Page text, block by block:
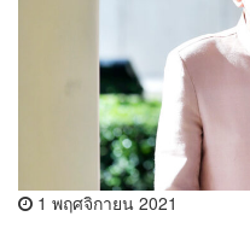
1 พฤศจิกายน 2021